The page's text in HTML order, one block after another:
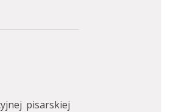
pisarskiej